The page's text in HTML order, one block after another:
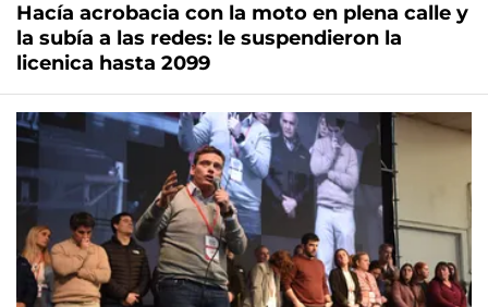
Hacía acrobacia con la moto en plena calle y
la subía a las redes: le suspendieron la
licenica hasta 2099